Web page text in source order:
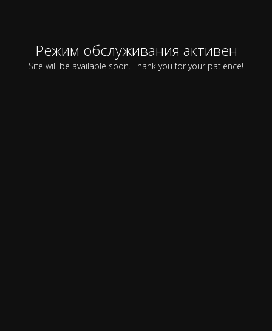
Режим обслуживания активен
Site will be available soon. Thank you for your patience!